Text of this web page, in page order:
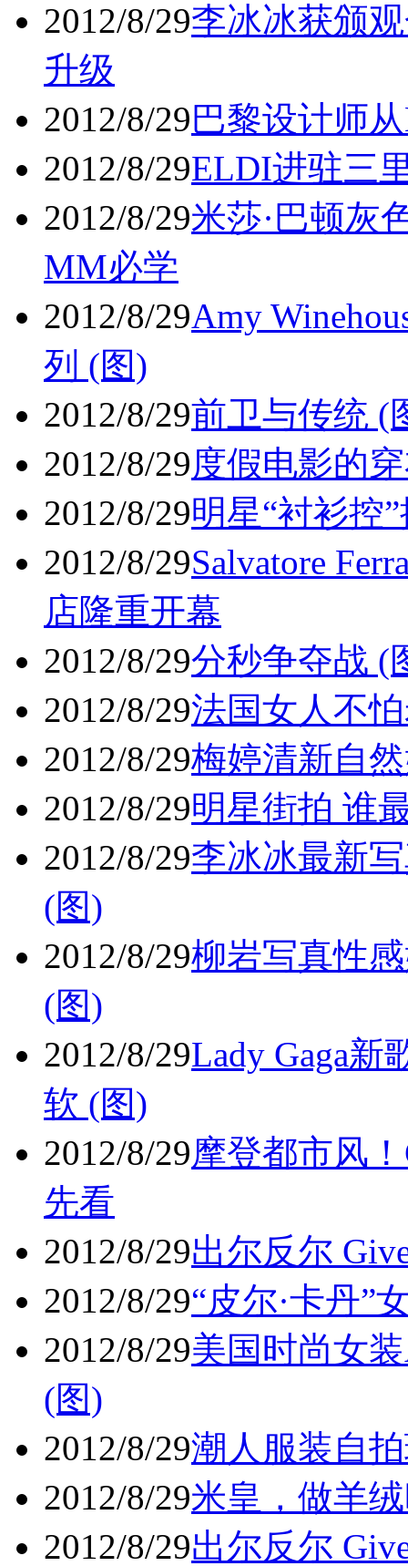
2012/8/29李冰冰获颁
升级
2012/8/29巴黎设计师
2012/8/29ELDI进驻三
2012/8/29米莎·巴顿灰
MM必学
2012/8/29Amy
列 (图)
2012/8/29前卫与传统 (
2012/8/29度假电影的
2012/8/29明星“衬衫控
2012/8/29Salvatore
店隆重开幕
2012/8/29分秒争夺战 (
2012/8/29法国女人不
2012/8/29梅婷清新自
2012/8/29明星街拍 谁
2012/8/29李冰冰最新
(图)
2012/8/29柳岩写真性
(图)
2012/8/29Lady Gaga
软 (图)
2012/8/29摩登都市风
先看
2012/8/29出尔反尔
2012/8/29“皮尔·卡丹”
2012/8/29美国时尚女
(图)
2012/8/29潮人服装自
2012/8/29米皇，做羊
2012/8/29出尔反尔